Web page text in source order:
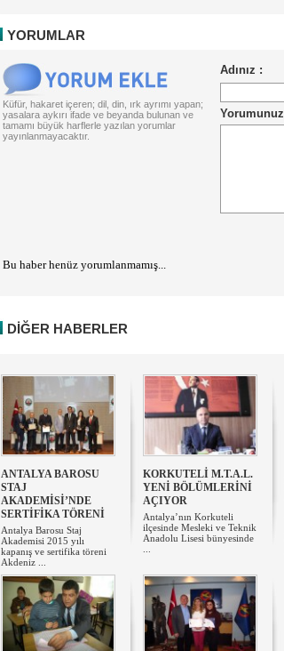
YORUMLAR
Küfür, hakaret içeren; dil, din, ırk ayrımı yapan;
yasalara aykırı ifade ve beyanda bulunan ve
tamamı büyük harflerle yazılan yorumlar
yayınlanmayacaktır.
Bu haber henüz yorumlanmamış...
DİĞER HABERLER
ANTALYA BAROSU
STAJ
AKADEMİSİ’NDE
SERTİFİKA TÖRENİ
Antalya Barosu Staj
Akademisi 2015 yılı
kapanış ve sertifika töreni
Akdeniz ...
KORKUTELİ M.T.A.L.
YENİ BÖLÜMLERİNİ
AÇIYOR
Antalya’nın Korkuteli
ilçesinde Mesleki ve Teknik
Anadolu Lisesi bünyesinde